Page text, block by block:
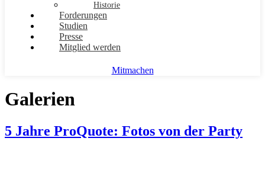
Historie
Forderungen
Studien
Presse
Mitglied werden
Mitmachen
Galerien
5 Jahre ProQuote: Fotos von der Party